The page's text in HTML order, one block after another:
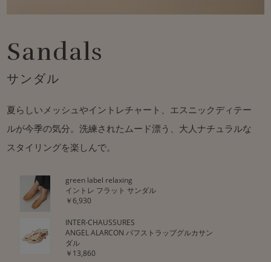
Sandals
サンダル
夏らしいメッシュやイントレチャート、エスニックディテー
ルが今季の気分。洗練されたムード漂う、大人ナチュラルな
スタイリングを楽しんで。
green label relaxing
イントレ フラット サンダル
￥6,930
INTER-CHAUSSURES
ANGEL ALARCON パフストラップグルカサン
ダル
￥13,860